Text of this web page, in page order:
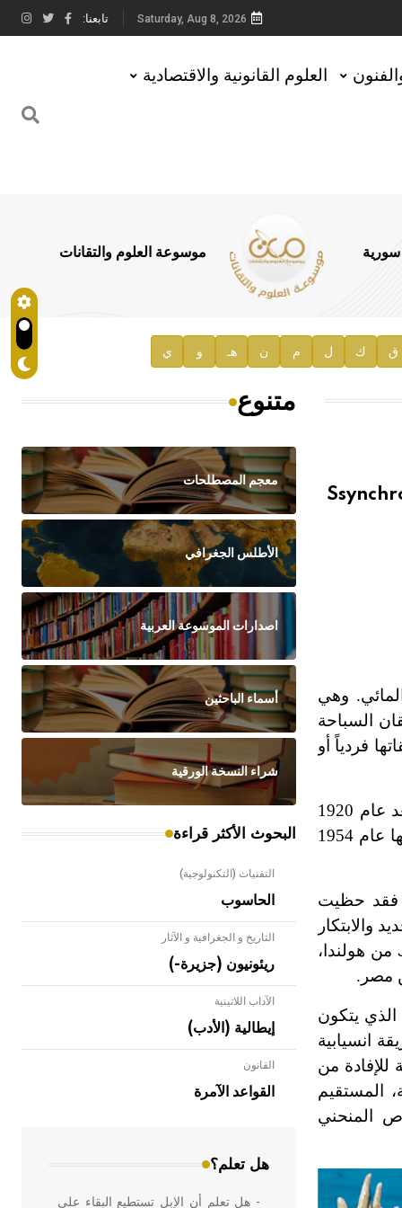
Saturday, Aug 8, 2026 تابعنا:
العلوم القانونية والاقتصادية
سورية موسوعة العلوم والتقانات
ق ك ل م ن هـ و ي
وهي
السباحة
فردياً أو
يرجع تاريخ نشوء هذه الرياضة إلى نهاية القرن التاسع عشر في إنكلترا، ثم بدأت شهرتها الأوربية والعالمية بعد عام 1920
وانتقلت إلى أمريكا عام 1934 حيث تطورت هناك ووضعت قواعدها وأصول حركاتها وأقيمت أول مسابقة عالمية لها عام 1954
وملفتة، فقد حظيت
والابتكار
من هولندا،
مصر.
الذي يتكون
انسيابية
للإفادة من
المستقيم
المنحني
متنوع
معجم المصطلحات
الأطلس الجغرافي
اصدارات الموسوعة العربية
أسماء الباحثين
شراء النسخة الورقية
البحوث الأكثر قراءة
التقنيات (التكنولوجية)
الحاسوب
التاريخ و الجغرافية و الآثار
ريئونيون (جزيرة-)
الآداب اللاتينية
إيطالية (الأدب)
القانون
القواعد الآمرة
هل تعلم؟
- هل تعلم أن الأبلق نوع من الفنون
الهندسية التي ارتبطت بالعمارة الإسلامية
في بلاد الشام ومصر خاصة، حيث يحرص
- هل تعلم أن الإبل تستطيع البقاء على